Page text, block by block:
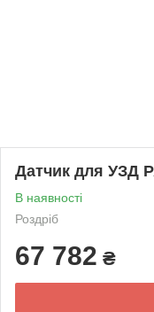
Датчик для УЗД
В наявності
Роздріб
67 782 ₴